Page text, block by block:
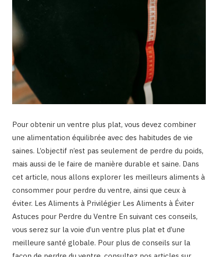
Pour obtenir un ventre plus plat, vous devez combiner
une alimentation équilibrée avec des habitudes de vie
saines. L’objectif n’est pas seulement de perdre du poids,
mais aussi de le faire de manière durable et saine. Dans
cet article, nous allons explorer les meilleurs aliments à
consommer pour perdre du ventre, ainsi que ceux à
éviter. Les Aliments à Privilégier Les Aliments à Éviter
Astuces pour Perdre du Ventre En suivant ces conseils,
vous serez sur la voie d’un ventre plus plat et d’une
meilleure santé globale. Pour plus de conseils sur la